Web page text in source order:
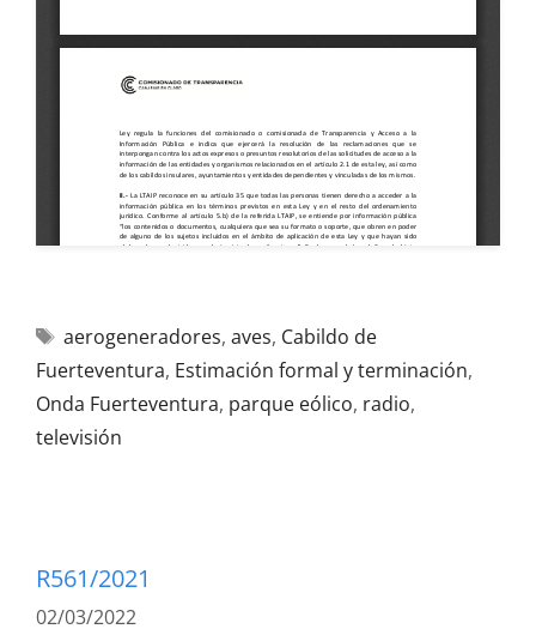
aerogeneradores, aves, Cabildo de
Fuerteventura, Estimación formal y terminación,
Onda Fuerteventura, parque eólico, radio,
televisión
R561/2021
02/03/2022